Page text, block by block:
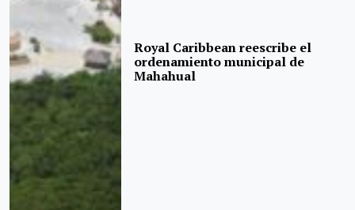
Royal Caribbean reescribe el
ordenamiento municipal de
Mahahual